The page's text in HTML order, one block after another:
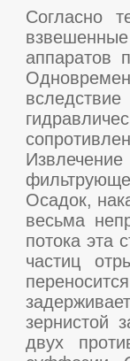
Согласно
аппаратов
Осадок,
весьма
потока эта
частиц
зернистой
двух